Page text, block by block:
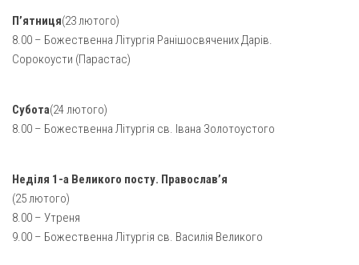
Вознесіння ГНІХ (с. Витівка)
Вознесіння Господнього (м. Кобеляки)
Різдва Пресвятої Богородиці (с. Вільховатка)
Св. Апостола Андрія Первозванного (с. Засулля)
Успіння Пресвятої Богородиці (м. Кременчук)
Парохії Сумської області
П’ятниця(23 лютого)
8.00 – Божественна Літургія Ранішосвячених Дарів.
Сорокоусти (Парастас)
Субота(24 лютого)
8.00 – Божественна Літургія св. Івана Золотоустого
Неділя 1-а Великого посту. Православ’я
(25 лютого)
8.00 – Утреня
9.00 – Божественна Літургія св. Василія Великого